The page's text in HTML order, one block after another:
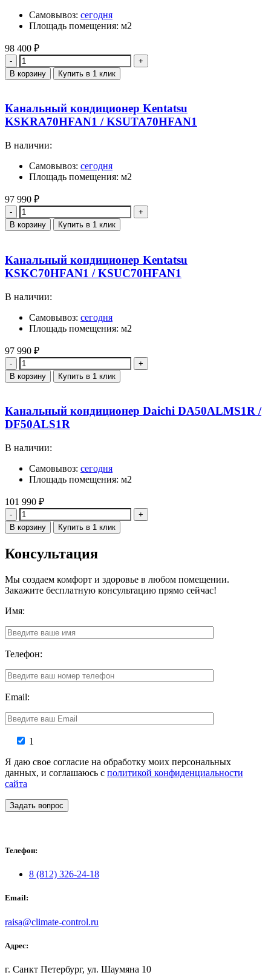
Самовывоз: сегодня
Площадь помещения: м2
98 400 ₽
Количество
В корзину Купить в 1 клик
Канальный кондиционер Kentatsu
KSKRA70HFAN1 / KSUTA70HFAN1
В наличии:
Самовывоз: сегодня
Площадь помещения: м2
97 990 ₽
Количество
В корзину Купить в 1 клик
Канальный кондиционер Kentatsu
KSKC70HFAN1 / KSUC70HFAN1
В наличии:
Самовывоз: сегодня
Площадь помещения: м2
97 990 ₽
Количество
В корзину Купить в 1 клик
Канальный кондиционер Daichi DA50ALMS1R /
DF50ALS1R
В наличии:
Самовывоз: сегодня
Площадь помещения: м2
101 990 ₽
Количество
В корзину Купить в 1 клик
Консультация
Мы создаем комфорт и здоровье в любом помещении.
Закажите бесплатную консультацию прямо сейчас!
Имя:
Телефон:
Email:
1
Я даю свое согласие на обработку моих персональных
данных, и соглашаюсь с политикой конфиденциальности
сайта
Задать вопрос
Телефон:
8 (812) 326-24-18
Email:
raisa@climate-control.ru
Адрес:
г. Санкт Петербург, ул. Шаумяна 10